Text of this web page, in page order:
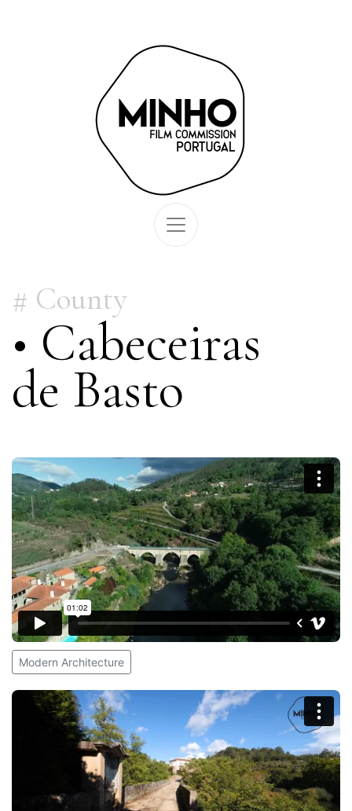
County
• Cabeceiras
de Basto
Modern Architecture